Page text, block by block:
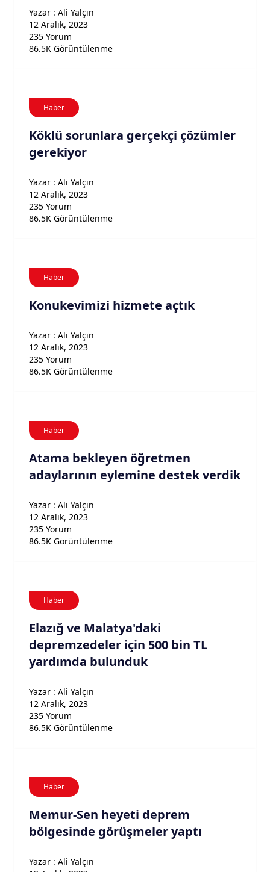
Yazar : Ali Yalçın
12 Aralık, 2023
235 Yorum
86.5K Görüntülenme
Haber
Köklü sorunlara gerçekçi çözümler
gerekiyor
Yazar : Ali Yalçın
12 Aralık, 2023
235 Yorum
86.5K Görüntülenme
Haber
Konukevimizi hizmete açtık
Yazar : Ali Yalçın
12 Aralık, 2023
235 Yorum
86.5K Görüntülenme
Haber
Atama bekleyen öğretmen
adaylarının eylemine destek verdik
Yazar : Ali Yalçın
12 Aralık, 2023
235 Yorum
86.5K Görüntülenme
Haber
Elazığ ve Malatya'daki
depremzedeler için 500 bin TL
yardımda bulunduk
Yazar : Ali Yalçın
12 Aralık, 2023
235 Yorum
86.5K Görüntülenme
Haber
Memur-Sen heyeti deprem
bölgesinde görüşmeler yaptı
Yazar : Ali Yalçın